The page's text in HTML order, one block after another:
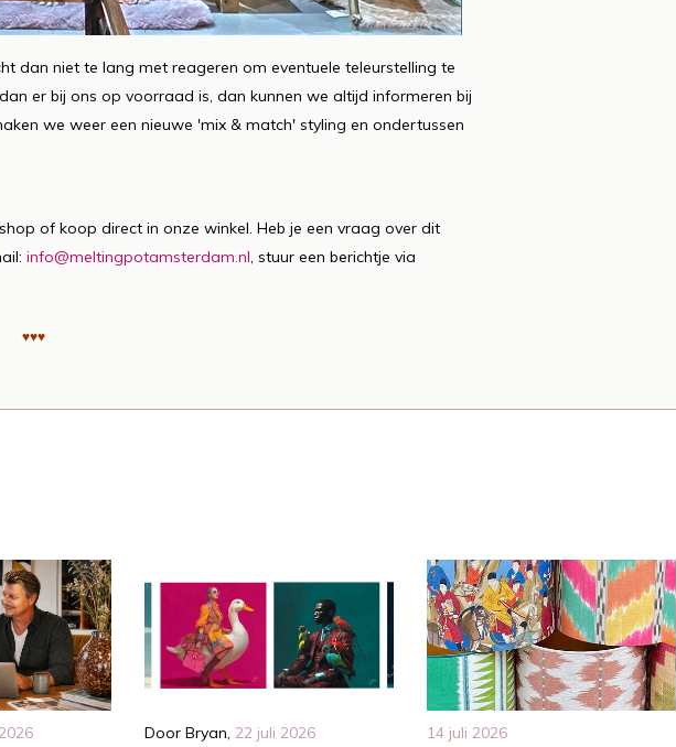
dan niet te lang met reageren om eventuele teleurstelling te
er bij ons op voorraad is, dan kunnen we altijd informeren bij
we weer een nieuwe 'mix & match' styling en ondertussen
of koop direct in onze winkel. Heb je een vraag over dit
info@meltingpotamsterdam.nl, stuur een berichtje via
♥♥♥
Door Bryan, 22 juli 2026 14 juli 2026